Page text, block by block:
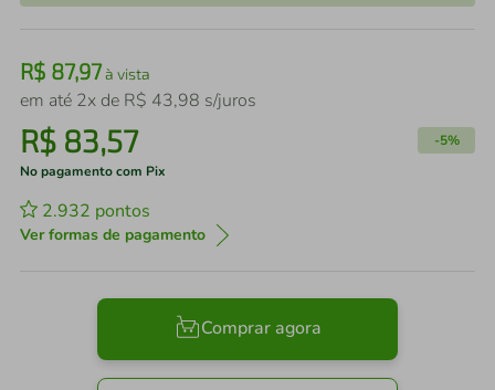
R$ 87,97à vista
em até 2x de R$ 43,98 s/juros
R$ 83,57 -5%
No pagamento com Pix
2.932 pontos
Ver formas de pagamento
Comprar agora